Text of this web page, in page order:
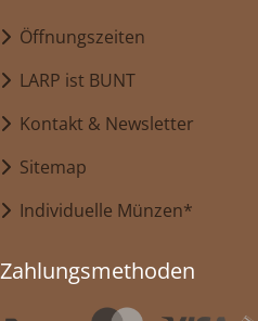
Öffnungszeiten
LARP ist BUNT
Kontakt & Newsletter
Sitemap
Individuelle Münzen*
Zahlungsmethoden